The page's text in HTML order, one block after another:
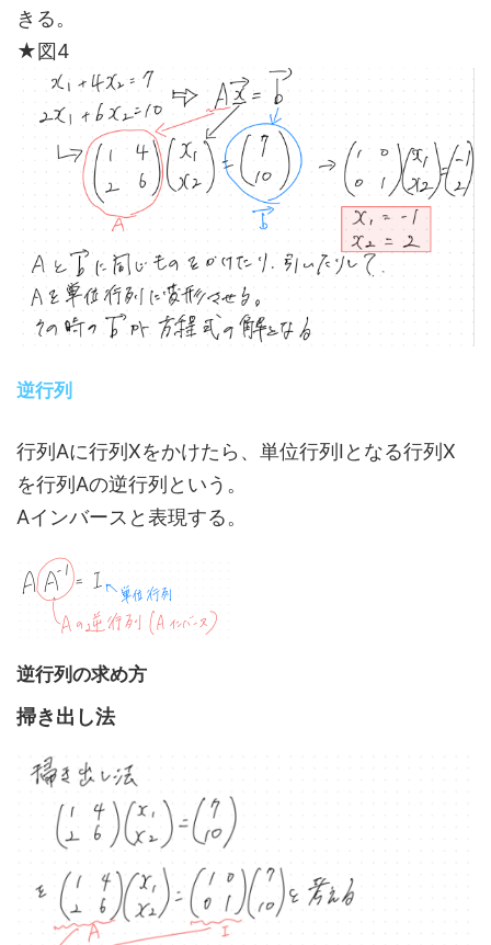
きる。
★図4
逆行列
行列Aに行列Xをかけたら、単位行列Iとなる行列X
を行列Aの逆行列という。
Aインバースと表現する。
逆行列の求め方
掃き出し法